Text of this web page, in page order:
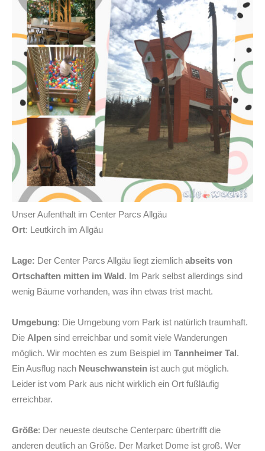
Unser Aufenthalt im Center Parcs Allgäu
Ort: Leutkirch im Allgäu
Lage: Der Center Parcs Allgäu liegt ziemlich abseits von
Ortschaften mitten im Wald. Im Park selbst allerdings sind
wenig Bäume vorhanden, was ihn etwas trist macht.
Umgebung: Die Umgebung vom Park ist natürlich traumhaft.
Die Alpen sind erreichbar und somit viele Wanderungen
möglich. Wir mochten es zum Beispiel im Tannheimer Tal.
Ein Ausflug nach Neuschwanstein ist auch gut möglich.
Leider ist vom Park aus nicht wirklich ein Ort fußläufig
erreichbar.
Größe: Der neueste deutsche Centerparc übertrifft die
anderen deutlich an Größe. Der Market Dome ist groß. Wer